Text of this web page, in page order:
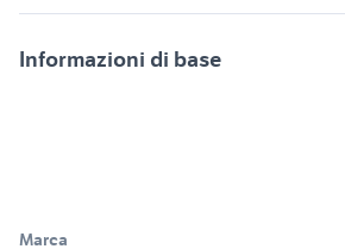
Informazioni di base
Marca